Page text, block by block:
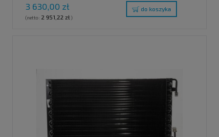
3 630,00 zł
(netto: 2 951,22 zł)
do koszyka